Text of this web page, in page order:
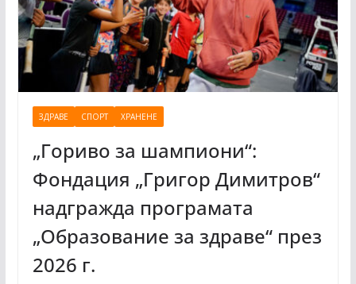
ЗДРАВЕ СПОРТ ХРАНЕНЕ
„Гориво за шампиони“:
Фондация „Григор Димитров“
надгражда програмата
„Образование за здраве“ през
2026 г.